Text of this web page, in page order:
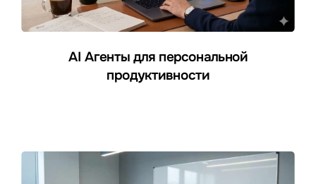
AI Агенты для персональной
продуктивности